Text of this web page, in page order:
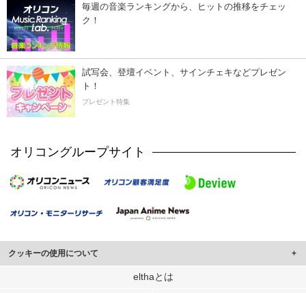
毎週の音楽ランキングから、ヒットの推移をチェッ
ク！
試写会、登壇イベント、サインチェキなどプレゼン
ト！
プレゼント特集
オリコングループサイト
クッキーの使用について
このサイトでは Cookie を使用して、ユーザーに合わせたコンテンツや広告の
elthaとは